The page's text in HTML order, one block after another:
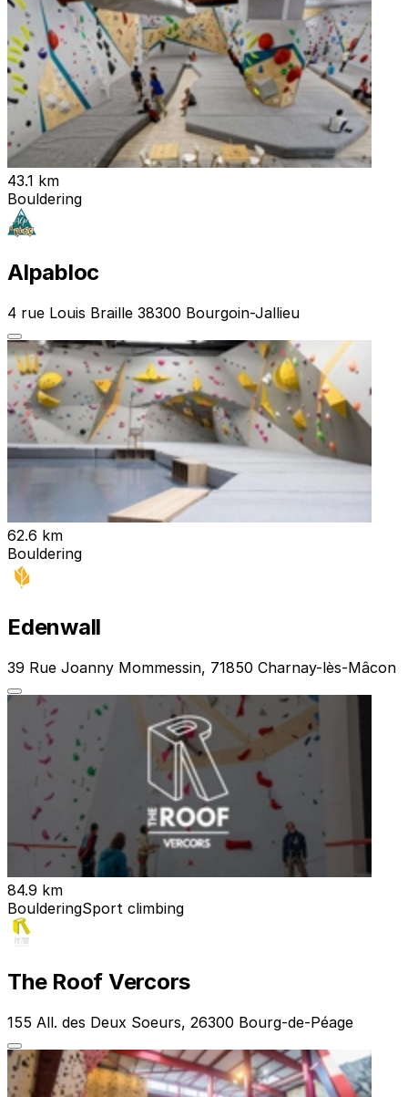
43.1 km
Bouldering
Alpabloc
4 rue Louis Braille 38300 Bourgoin-Jallieu
62.6 km
Bouldering
Edenwall
39 Rue Joanny Mommessin, 71850 Charnay-lès-Mâcon
84.9 km
BoulderingSport climbing
The Roof Vercors
155 All. des Deux Soeurs, 26300 Bourg-de-Péage